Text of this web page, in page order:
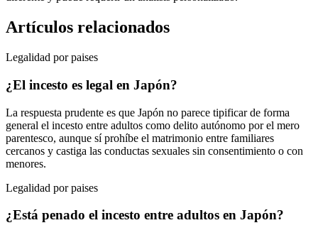
Artículos relacionados
Legalidad por paises
¿El incesto es legal en Japón?
La respuesta prudente es que Japón no parece tipificar de forma
general el incesto entre adultos como delito autónomo por el mero
parentesco, aunque sí prohíbe el matrimonio entre familiares
cercanos y castiga las conductas sexuales sin consentimiento o con
menores.
Legalidad por paises
¿Está penado el incesto entre adultos en Japón?